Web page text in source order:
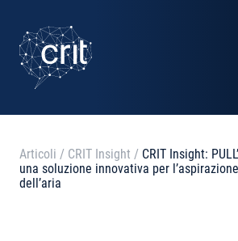
SERVIZI
CASI STUDIO
PROGETTI
Articoli / CRIT Insight / CRIT Insight:
una soluzione innovativa per
dell’aria